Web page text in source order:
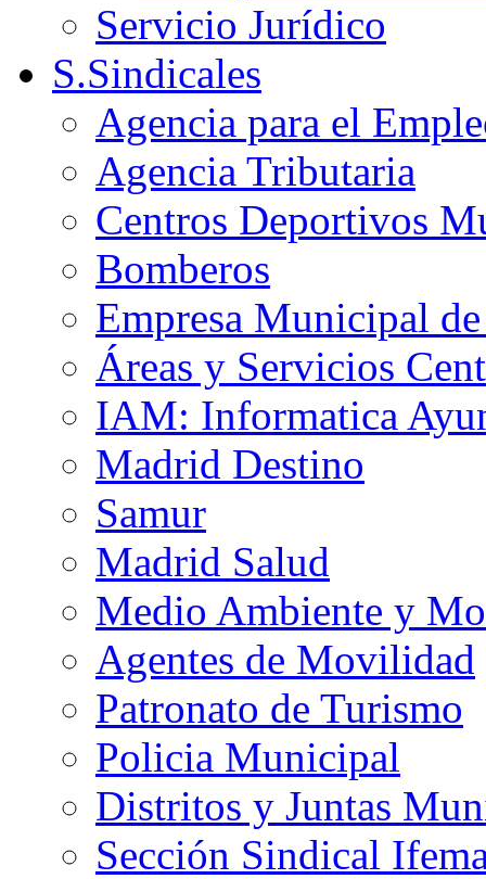
Servicio Jurídico
S.Sindicales
Agencia para el
Agencia Tributaria
Centros Deportivos
Bomberos
Empresa Municipal
Áreas y Servicios
IAM: Informatica
Madrid Destino
Samur
Madrid Salud
Medio Ambiente y
Agentes de Movilidad
Patronato de Turismo
Policia Municipal
Distritos y Juntas
Sección Sindical